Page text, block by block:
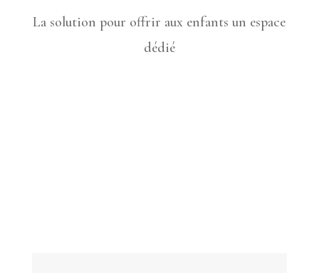
La solution pour offrir aux enfants un espace
dédié